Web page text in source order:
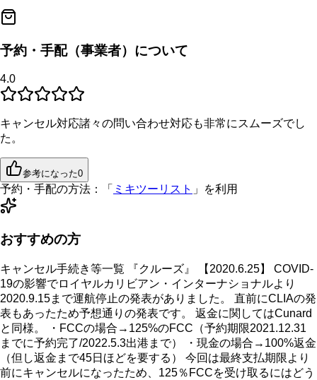
予約・手配（事業者）について
4.0
キャンセル対応諸々の問い合わせ対応も非常にスムーズでし
た。
参考になった0
予約・手配の方法： 「 ミキツーリスト 」を利用
おすすめの方
キャンセル手続き等一覧 『クルーズ』 【2020.6.25】 COVID-
19の影響でロイヤルカリビアン・インターナショナルより
2020.9.15まで運航停止の発表がありました。 直前にCLIAの発
表もあったため予想通りの発表です。 返金に関してはCunard
と同様。 ・FCCの場合→125%のFCC（予約期限2021.12.31
までに予約完了/2022.5.3出港まで） ・現金の場合→100%返金
（但し返金まで45日ほどを要する） 今回は最終支払期限より
前にキャンセルになったため、125％FCCを受け取るにはどう